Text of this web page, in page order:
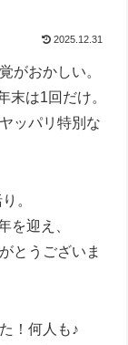
2025.12.31
がおかしい。
末は1回だけ。
ッパリ特別な
。
を迎え、
とうございま
！何人も♪